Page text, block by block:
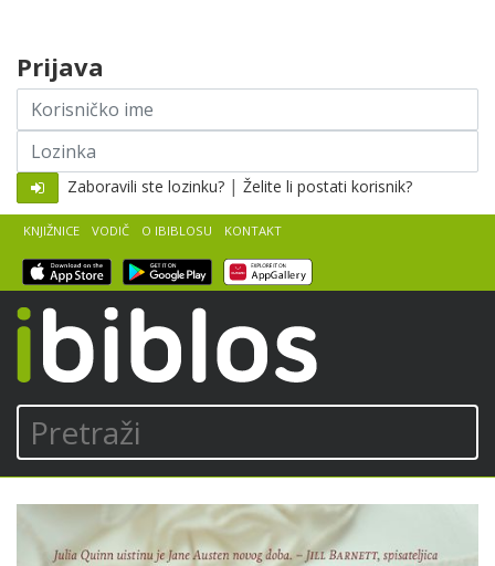
Pretraži
KNJIŽNICE VODIČ O IBIBLOSU KONTAKT
Prijava
Korisničko
ime
Lozinka
Zaboravili ste lozinku? | Želite li postati korisnik?
Julia
Qinn
Pretpregled